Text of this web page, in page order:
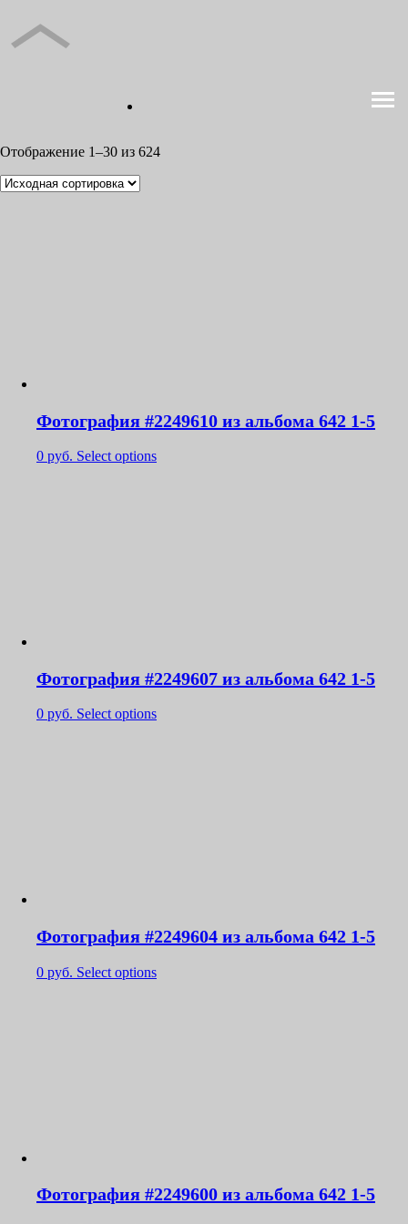
Отображение 1–30 из 624
Фотография #2249610 из альбома 642 1-5
0 руб. Select options
Фотография #2249607 из альбома 642 1-5
0 руб. Select options
Фотография #2249604 из альбома 642 1-5
0 руб. Select options
Фотография #2249600 из альбома 642 1-5